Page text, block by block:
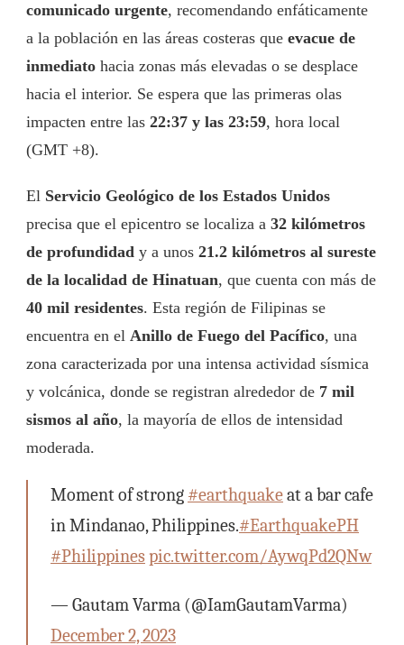
comunicado urgente, recomendando enfáticamente
a la población en las áreas costeras que evacue de
inmediato hacia zonas más elevadas o se desplace
hacia el interior. Se espera que las primeras olas
impacten entre las 22:37 y las 23:59, hora local
(GMT +8).
El Servicio Geológico de los Estados Unidos
precisa que el epicentro se localiza a 32 kilómetros
de profundidad y a unos 21.2 kilómetros al sureste
de la localidad de Hinatuan, que cuenta con más de
40 mil residentes. Esta región de Filipinas se
encuentra en el Anillo de Fuego del Pacífico, una
zona caracterizada por una intensa actividad sísmica
y volcánica, donde se registran alrededor de 7 mil
sismos al año, la mayoría de ellos de intensidad
moderada.
Moment of strong #earthquakeat a bar cafe
in Mindanao, Philippines.#EarthquakePH
#Philippinespic.twitter.com/AywqPd2QNw
— Gautam Varma (@IamGautamVarma)
December 2, 2023